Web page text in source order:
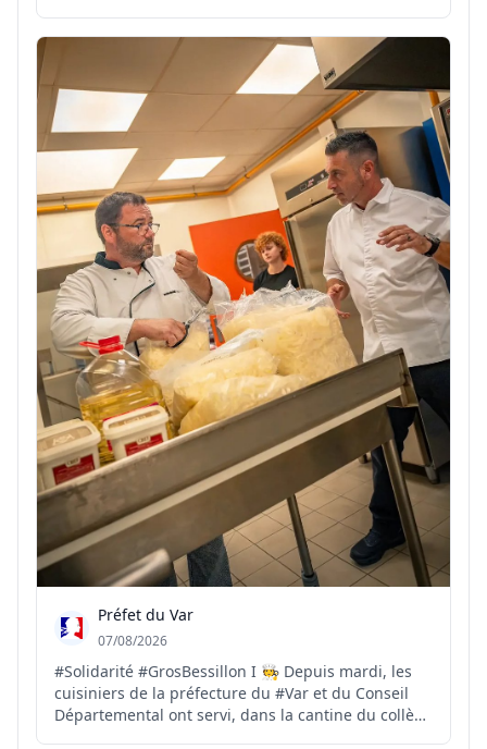
🟡, avec quelques secteurs localisés où l'indice
pourra être mauvais 🔴. ℹ️ Plus d'infos 👉 http://air...
Préfet du Var
07/08/2026
#Solidarité #GrosBessillon I 🧑‍🍳 Depuis mardi, les
cuisiniers de la préfecture du #Var et du Conseil
Départemental ont servi, dans la cantine du collège